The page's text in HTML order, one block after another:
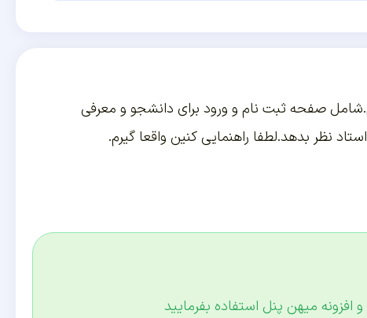
صفحه ثبت نام و ورود برای دانشجو و معرفی
نظر بدهد.لطفا راهنمایی کنین واقعا گیرم.
افزونه میهن پنل استفاده بفرمایید